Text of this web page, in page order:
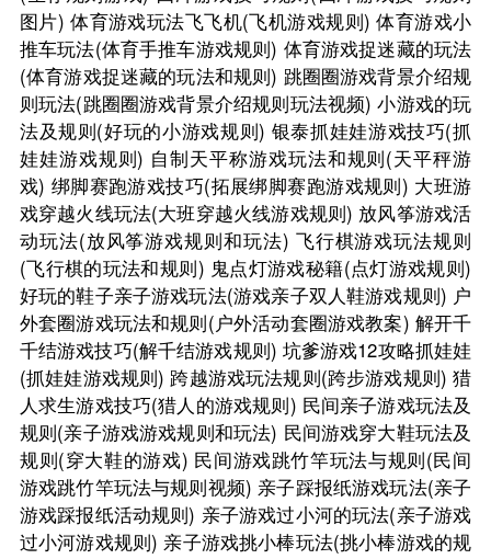
图片) 体育游戏玩法飞飞机(飞机游戏规则) 体育游戏小
推车玩法(体育手推车游戏规则) 体育游戏捉迷藏的玩法
(体育游戏捉迷藏的玩法和规则) 跳圈圈游戏背景介绍规
则玩法(跳圈圈游戏背景介绍规则玩法视频) 小游戏的玩
法及规则(好玩的小游戏规则) 银泰抓娃娃游戏技巧(抓
娃娃游戏规则) 自制天平称游戏玩法和规则(天平秤游
戏) 绑脚赛跑游戏技巧(拓展绑脚赛跑游戏规则) 大班游
戏穿越火线玩法(大班穿越火线游戏规则) 放风筝游戏活
动玩法(放风筝游戏规则和玩法) 飞行棋游戏玩法规则
(飞行棋的玩法和规则) 鬼点灯游戏秘籍(点灯游戏规则)
好玩的鞋子亲子游戏玩法(游戏亲子双人鞋游戏规则) 户
外套圈游戏玩法和规则(户外活动套圈游戏教案) 解开千
千结游戏技巧(解千结游戏规则) 坑爹游戏12攻略抓娃娃
(抓娃娃游戏规则) 跨越游戏玩法规则(跨步游戏规则) 猎
人求生游戏技巧(猎人的游戏规则) 民间亲子游戏玩法及
规则(亲子游戏游戏规则和玩法) 民间游戏穿大鞋玩法及
规则(穿大鞋的游戏) 民间游戏跳竹竿玩法与规则(民间
游戏跳竹竿玩法与规则视频) 亲子踩报纸游戏玩法(亲子
游戏踩报纸活动规则) 亲子游戏过小河的玩法(亲子游戏
过小河游戏规则) 亲子游戏挑小棒玩法(挑小棒游戏的规